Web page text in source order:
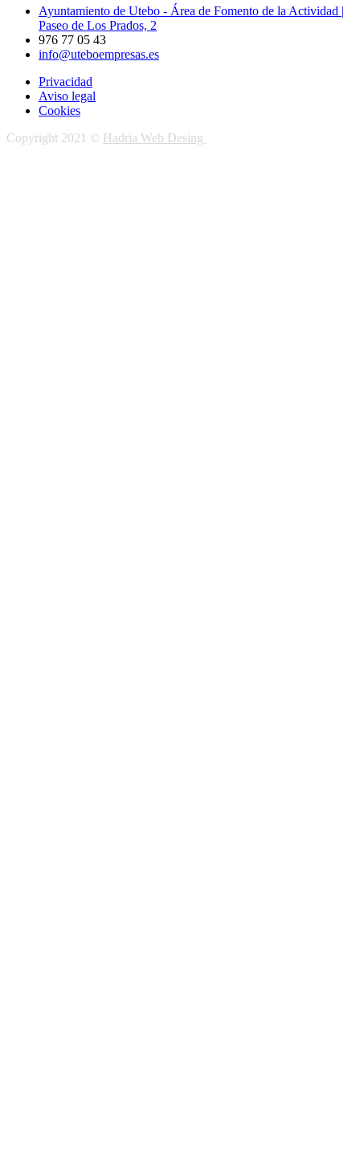
Ayuntamiento de Utebo - Área de Fomento de la Actividad |
Paseo de Los Prados, 2
976 77 05 43
info@uteboempresas.es
Privacidad
Aviso legal
Cookies
Copyright 2021 © Hadria Web Desing